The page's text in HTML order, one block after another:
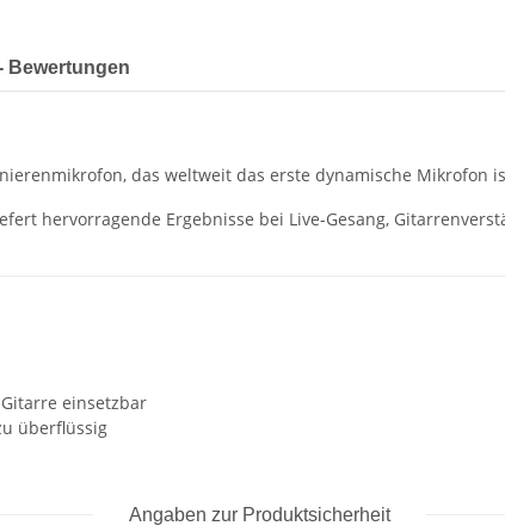
Bewertungen
das weltweit das erste dynamische
hervorragende Ergebnisse bei Live-Gesang,
einsetzbar
überflüssig
Angaben zur Produktsicherheit